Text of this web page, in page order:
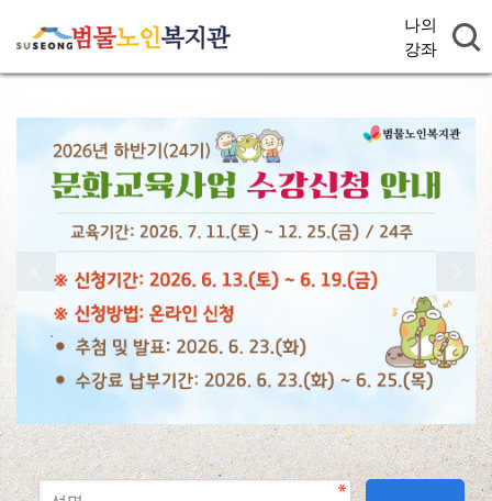
나의
강좌
.